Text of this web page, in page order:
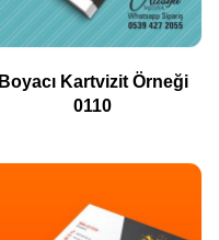
Boyacı Kartvizit Örneği
0110